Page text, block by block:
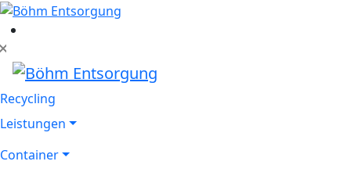
Recycling
Leistungen
Container